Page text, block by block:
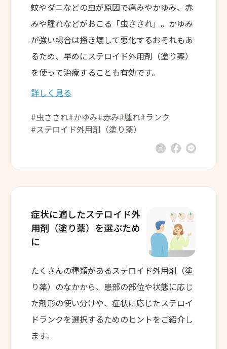
蚊やダニなどの虫が原因で痛みやかゆみ、赤
みや腫れなどがおこる「虫さされ」。かゆみ
が強い場合は搔き壊して悪化するおそれもあ
るため、早めにステロイド外用剤（塗り薬）
を使って治療することも有効です。
詳しく見る
#虫さされ#かゆみ#赤み#腫れ#ランク
#ステロイド外用剤（塗り薬）
症状に適したステロイド外
用剤（塗り薬）を選ぶため
に
たくさんの種類があるステロイド外用剤（塗
り薬）のなかから、患部の部位や状態に応じ
た剤形の使い分けや、症状に応じたステロイ
ドランクを選択するためのヒントをご紹介し
ます。